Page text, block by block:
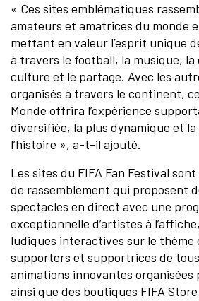
« Ces sites emblématiques
amateurs et amatrices du monde
mettant en valeur l’esprit unique
à travers le football, la musique, la
culture et le partage. Avec les
organisés à travers le continent,
Monde offrira l’expérience
diversifiée, la plus dynamique et
l’histoire », a-t-il ajouté.
Les sites du FIFA Fan Festival
de rassemblement qui proposent
spectacles en direct avec une
exceptionnelle d’artistes à
ludiques interactives sur le thème
supporters et supportrices de
animations innovantes organisées
ainsi que des boutiques FIFA